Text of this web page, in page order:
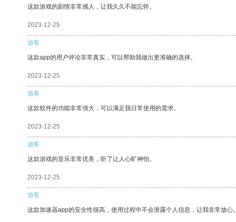
这款游戏的剧情非常感人，让我久久不能忘怀。
2023-12-25
游客
这款app的用户评论非常真实，可以帮助我做出更准确的选择。
2023-12-25
游客
这款软件的功能非常强大，可以满足我日常使用的需求。
2023-12-25
游客
这款游戏的音乐非常优美，听了让人心旷神怡。
2023-12-25
游客
这款加速器app的安全性很高，使用过程中不会泄露个人信息，让我非常放心。